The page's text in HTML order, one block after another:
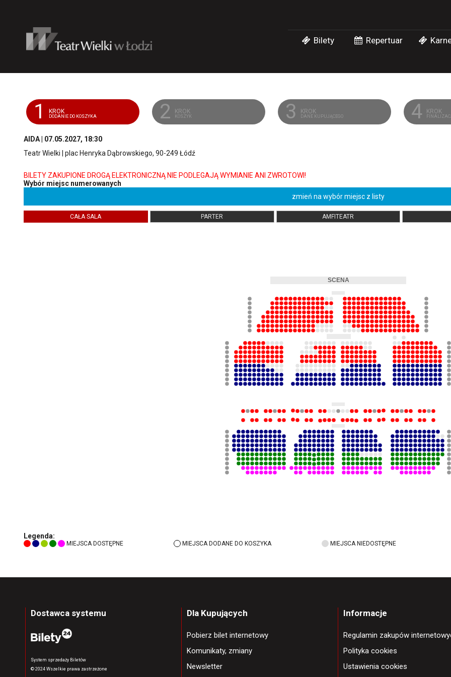
'
Bilety Repertuar
1 KROK
DODANIE DO KOSZYKA 2 KROK
KOSZYK 3 KROK
DANE KUPUJĄCEGO 4 KROK
AIDA | 07.05.2027, 18:30
Teatr Wielki | plac Henryka Dąbrowskiego, 90-249 Łódź
Wybór miejsc numerowanych
zmień na wybór miejsc z listy
CAŁA SALA PARTER AMFITEATR
Legenda:
MIEJSCA DOSTĘPNE MIEJSCA DODANE DO KOSZYKA MIEJSCA NIEDOSTĘPNE
Dostawca systemu
System sprzedaży Biletów
© 2024 Wszelkie prawa zastrzeżone
Dla Kupujących
Pobierz bilet internetowy
Komunikaty, zmiany
Newsletter
Informacje
Regulamin zakupów
Polityka cookies
Ustawienia cookies